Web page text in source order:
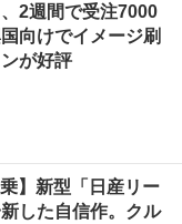
2週間で受注7000
向けでイメージ刷
が好評
】新型「日産リー
した自信作。クル